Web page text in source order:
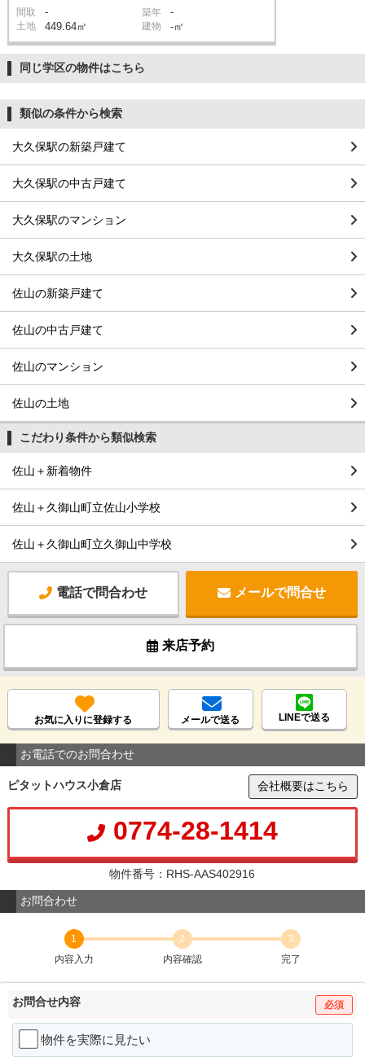
間取 - 築年 -
土地 449.64㎡ 建物 -㎡
同じ学区の物件はこちら
類似の条件から検索
大久保駅の新築戸建て
大久保駅の中古戸建て
大久保駅のマンション
大久保駅の土地
佐山の新築戸建て
佐山の中古戸建て
佐山のマンション
佐山の土地
こだわり条件から類似検索
佐山＋新着物件
佐山＋久御山町立佐山小学校
佐山＋久御山町立久御山中学校
電話で問合わせ メールで問合せ
来店予約
お気に入りに登録する メールで送る LINEで送る
お電話でのお問合わせ
ピタットハウス小倉店 会社概要はこちら
0774-28-1414
物件番号：RHS-AAS402916
お問合わせ
1
内容入力
2
内容確認
3
完了
お問合せ内容 必須
物件を実際に見たい